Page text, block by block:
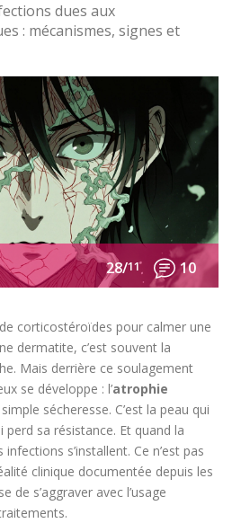
dues aux
: mécanismes, signes et
28/11 10
corticostéroïdes pour calmer une
dermatite, c’est souvent la
Mais derrière ce soulagement
se développe : l’atrophie
sécheresse. C’est la peau qui
perd sa résistance. Et quand la
s’installent. Ce n’est pas
clinique documentée depuis les
de s’aggraver avec l’usage